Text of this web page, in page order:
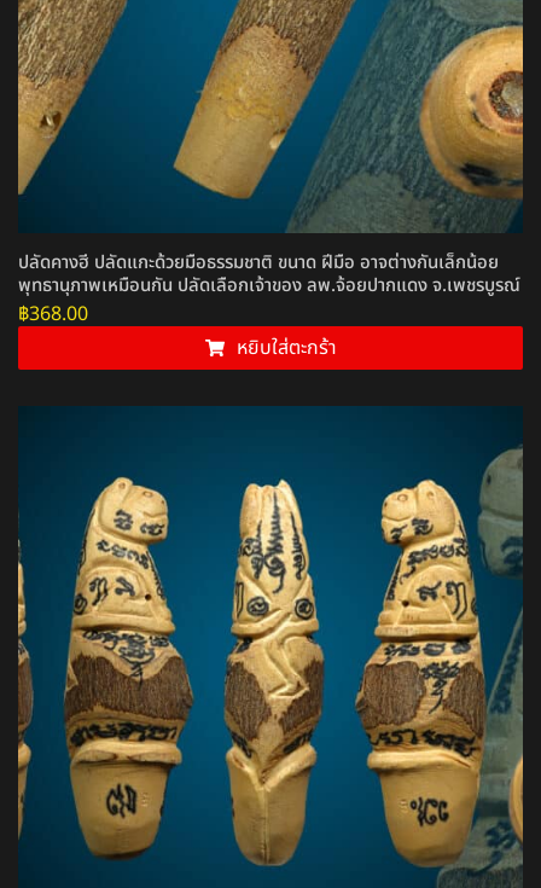
ปลัดคางฮี ปลัดแกะด้วยมือธรรมชาติ ขนาด ฝีมือ อาจต่างกันเล็กน้อย
พุทธานุภาพเหมือนกัน ปลัดเลือกเจ้าของ ลพ.จ้อยปากแดง จ.เพชรบูรณ์
฿368.00
หยิบใส่ตะกร้า